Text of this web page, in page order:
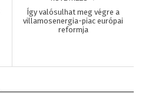
Így valósulhat meg végre a
villamosenergia-piac európai
reformja